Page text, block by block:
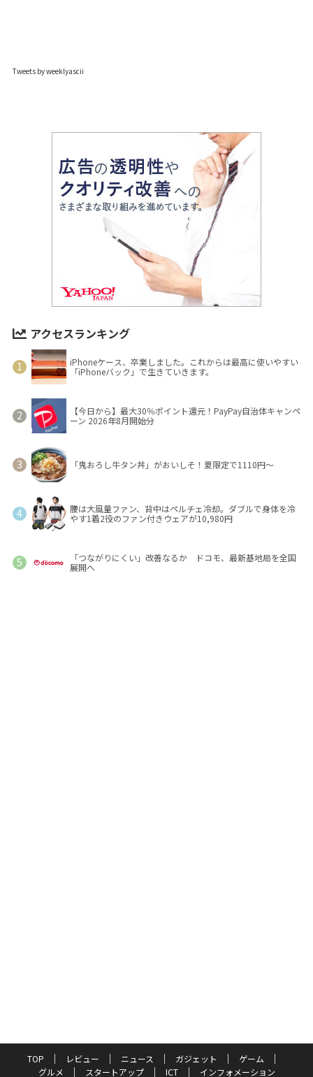
Tweets by weeklyascii
アクセスランキング
iPhoneケース、卒業しました。これからは最高に使いやすい
「iPhoneバック」で生きていきます。
【今日から】最大30％ポイント還元！PayPay自治体キャンペ
ーン 2026年8月開始分
「鬼おろし牛タン丼」がおいしそ！夏限定で1110円～
腰は大風量ファン、背中はペルチェ冷却。ダブルで身体を冷
やす1着2役のファン付きウェアが10,980円
「つながりにくい」改善なるか ドコモ、最新基地局を全国
展開へ
TOP レビュー ニュース ガジェット
ゲーム
グルメ
スタートアップ ICT インフォメーション